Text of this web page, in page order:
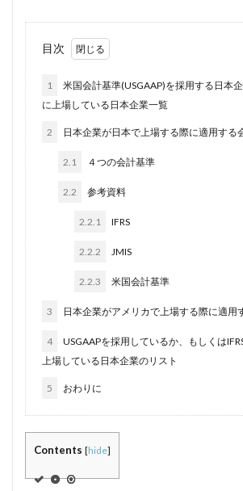
目次
1
米国会計基準(USGAAP)を採用する日本
に上場している日本企業一覧
2 日本企業が日本で上場する際に適用する
2.1 ４つの会計基準
2.2 参考資料
2.2.1 IFRS
2.2.2 JMIS
2.2.3 米国会計基準
3 日本企業がアメリカで上場する際に適用
4
USGAAPを採用しているか、もしくは
上場している日本企業のリスト
5 おわりに
Contents [hide]